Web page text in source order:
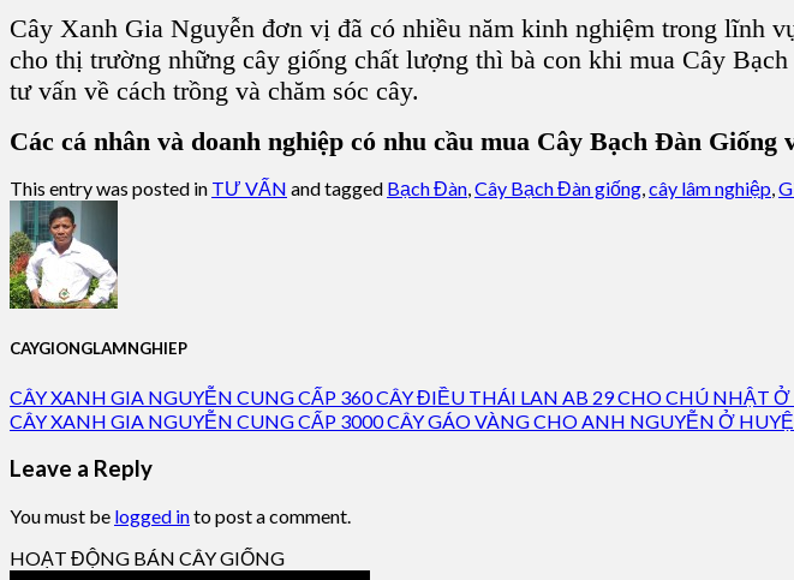
Cây Xanh Gia Nguyễn đơn vị đã có nhiều năm kinh nghiệm trong lĩnh
cho thị trường những cây giống chất lượng thì bà con khi mua Cây
tư vấn về cách trồng và chăm sóc cây.
Các cá nhân và doanh nghiệp có nhu cầu mua Cây Bạch Đàn
This entry was posted in TƯ VẤN and tagged Bạch Đàn,Cây Bạch Đàn giống,cây lâm nghiệp,
CAYGIONGLAMNGHIEP
CÂY XANH GIA NGUYỄN CUNG CẤP 360 CÂY ĐIỀU THÁI LAN AB 29 CHO CHÚ NHẬT
CÂY XANH GIA NGUYỄN CUNG CẤP 3000 CÂY GÁO VÀNG CHO ANH NGUYỄN Ở
Leave a Reply
You must be logged into post a comment.
HOẠT ĐỘNG BÁN CÂY GIỐNG